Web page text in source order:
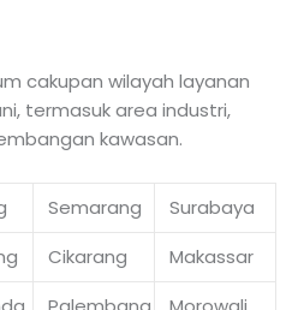
cakupan wilayah layanan
termasuk area industri,
kawasan.
Semarang
Surabaya
Cikarang
Makassar